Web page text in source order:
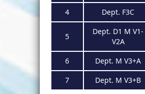
4 Dept. F3C
5
Dept. D1 M V1-
V2A
6 Dept. M V3+A
7 Dept. M V3+B